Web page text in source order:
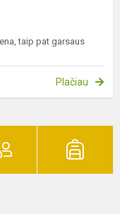
taip pat garsaus
Plačiau